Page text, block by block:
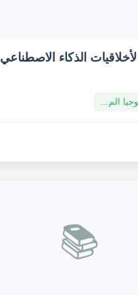
الذكاء الاصطناعي
الم...
📚